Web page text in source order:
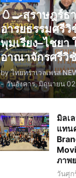
🥚🍳สุราษฎร์ธ
อารยธรรมศรี
พุมเรียง–ไชยา
อาณาจักรศรีวิ
by ไทยทราเวลเพรส
- วันอังคาร, มิถุนายน
มิลเ
แทน
ภาพ
วันศุก